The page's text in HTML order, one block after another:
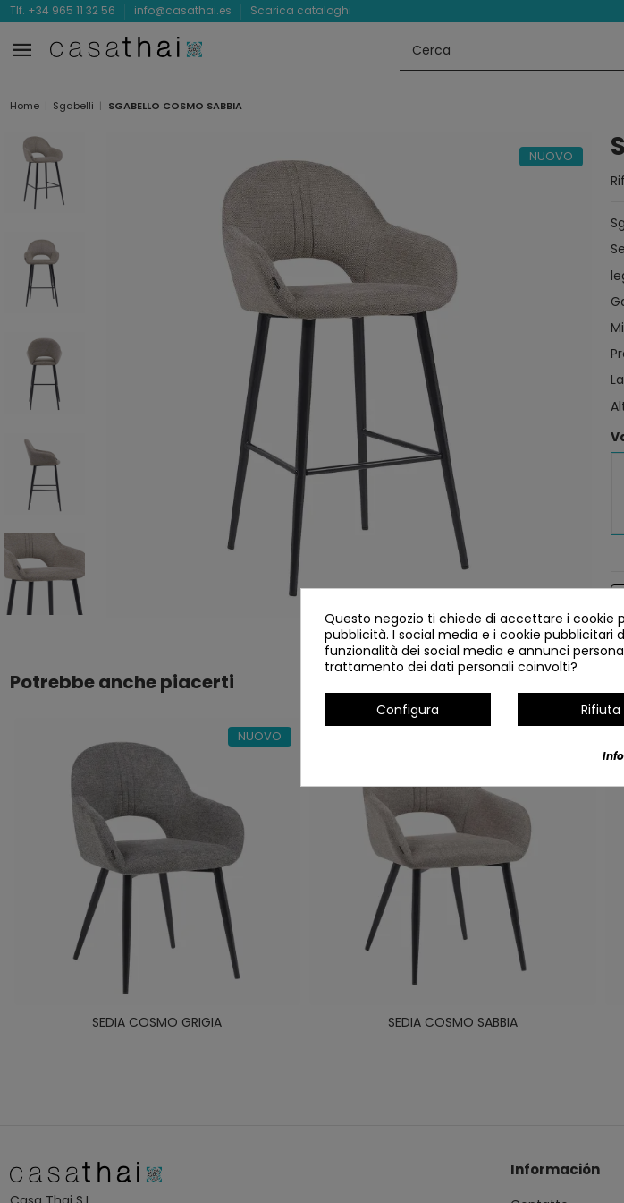
Tlf. +34 965 11 32 56 info@casathai.es Scarica cataloghi
Home Sgabelli SGABELLO COSMO SABBIA
NUOVO
Potrebbe anche piacerti
NUOVO
SEDIA COSMO GRIGIA SEDIA COSMO SABBIA
Información
Questo negozio ti chiede di accettare i cookie
pubblicità. I social media e i cookie pubblicitari
funzionalità dei social media e annunci
trattamento dei dati personali coinvolti?
Configura Rifiuta